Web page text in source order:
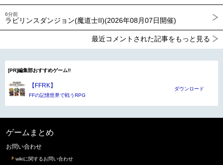
6分前
ラビリンスダンジョン(魔道士II)(2026年08月07日開催)
最近コメントされた記事をもっと見る
[PR]編集部おすすめゲーム!!
【FFRK】
FFの記憶世界で戦うRPG
ダウンロード
ゲームまとめ
お問い合わせ
wikiに関するお問い合わせ